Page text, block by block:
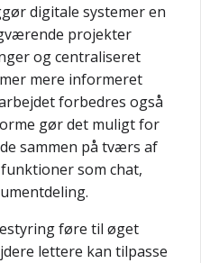
digitale systemer en
projekter
og centraliseret
mere informeret
forbedres også
gør det muligt for
sammen på tværs af
som chat,
føre til øget
lettere kan tilpasse